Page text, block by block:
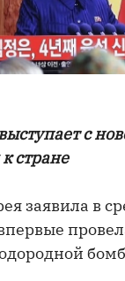
с
стране
заявила в